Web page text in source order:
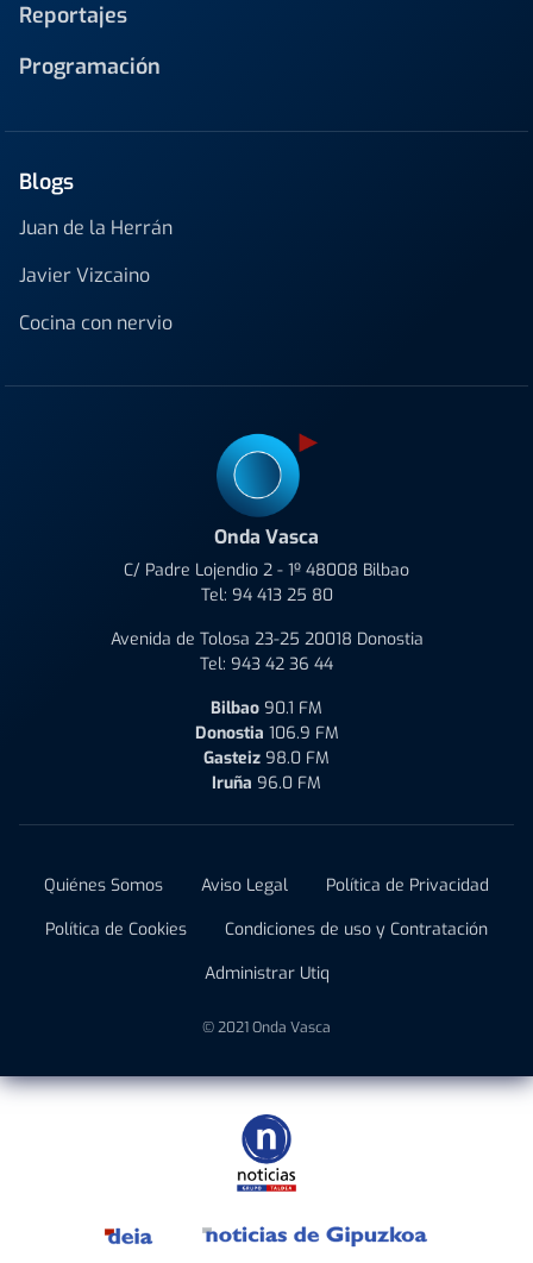
Reportajes
Programación
Blogs
Juan de la Herrán
Javier Vizcaino
Cocina con nervio
Onda Vasca
C/ Padre Lojendio 2 - 1º 48008 Bilbao
Tel: 94 413 25 80
Avenida de Tolosa 23-25 20018 Donostia
Tel: 943 42 36 44
Bilbao 90.1 FM
Donostia 106.9 FM
Gasteiz 98.0 FM
Iruña 96.0 FM
Quiénes Somos Aviso Legal
Política de Privacidad
Política de Cookies
Condiciones de uso y Contratación
Administrar Utiq
© 2021 Onda Vasca